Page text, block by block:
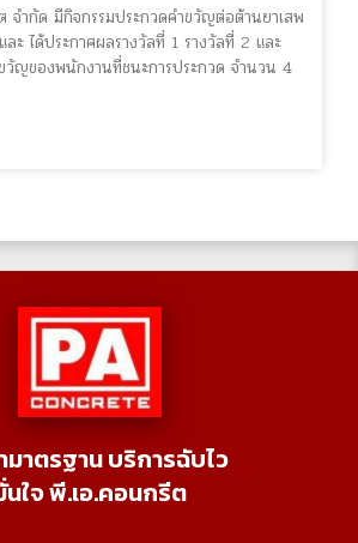
จำกัด มีกิจกรรมประกวดคำขวัญต่อต้านยาเสพ
ะ ได้ประกาศผลรางวัลที่ 1 รางวัลที่ 2 และ
วัญของพนักงานที่ชนะการประกวด จำนวน 4
าตรฐาน บริการฉับไว
นใจ พี.เอ.คอนกรีต